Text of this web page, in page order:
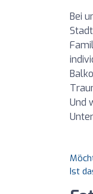
Bei
Und
Ist